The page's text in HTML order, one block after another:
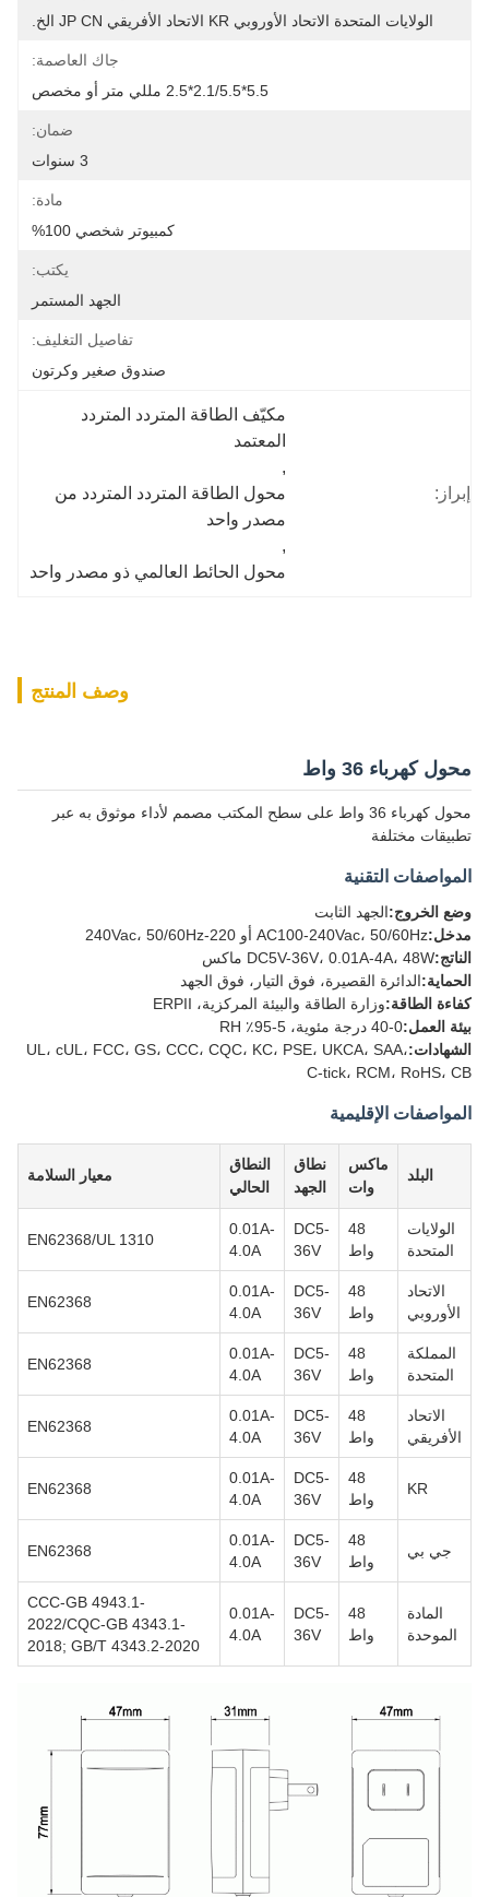
الولايات المتحدة الاتحاد الأوروبي KR الاتحاد الأفريقي JP CN الخ.
جاك العاصمة:
5.5*2.1/5.5*2.5 مللي متر أو مخصص
ضمان:
3 سنوات
مادة:
كمبيوتر شخصي 100%
يكتب:
الجهد المستمر
تفاصيل التغليف:
صندوق صغير وكرتون
إبراز:
المعتمد
,
مصدر واحد
,
محول الحائط العالمي ذو مصدر واحد
وصف المنتج
محول كهرباء 36 واط
محول كهرباء 36 واط على سطح المكتب مصمم لأداء موثوق به عبر
تطبيقات مختلفة
المواصفات التقنية
وضع الخروج:الجهد الثابت
مدخل:AC100-240Vac، 50/60Hz أو 220-240Vac، 50/60Hz
الناتج:DC5V-36V، 0.01A-4A، 48W ماكس
الحماية:الدائرة القصيرة، فوق التيار، فوق الجهد
كفاءة الطاقة:وزارة الطاقة والبيئة المركزية، ERPII
بيئة العمل:0-40 درجة مئوية، 5-95٪ RH
الشهادات:UL، cUL، FCC، GS، CCC، CQC، KC، PSE، UKCA، SAA،
C-tick، RCM، RoHS، CB
المواصفات الإقليمية
البلد
ماكس
وات
نطاق
الجهد
النطاق
الحالي
معيار السلامة
الولايات
المتحدة
48
واط
DC5-
36V
0.01A-
4.0A
EN62368/UL 1310
الاتحاد
الأوروبي
48
واط
DC5-
36V
0.01A-
4.0A
EN62368
المملكة
المتحدة
48
واط
DC5-
36V
0.01A-
4.0A
EN62368
الاتحاد
الأفريقي
48
واط
DC5-
36V
0.01A-
4.0A
EN62368
KR
48
واط
DC5-
36V
0.01A-
4.0A
EN62368
جي بي
48
واط
DC5-
36V
0.01A-
4.0A
EN62368
المادة
الموحدة
48
واط
DC5-
36V
0.01A-
4.0A
CCC-GB 4943.1-
2022/CQC-GB 4343.1-
2018; GB/T 4343.2-2020